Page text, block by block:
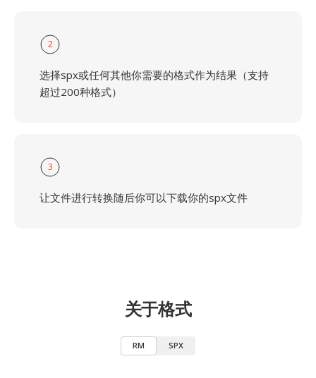
2
选择spx或任何其他你需要的格式作为结果（支持
超过200种格式）
3
让文件进行转换随后你可以下载你的spx文件
关于格式
RM SPX